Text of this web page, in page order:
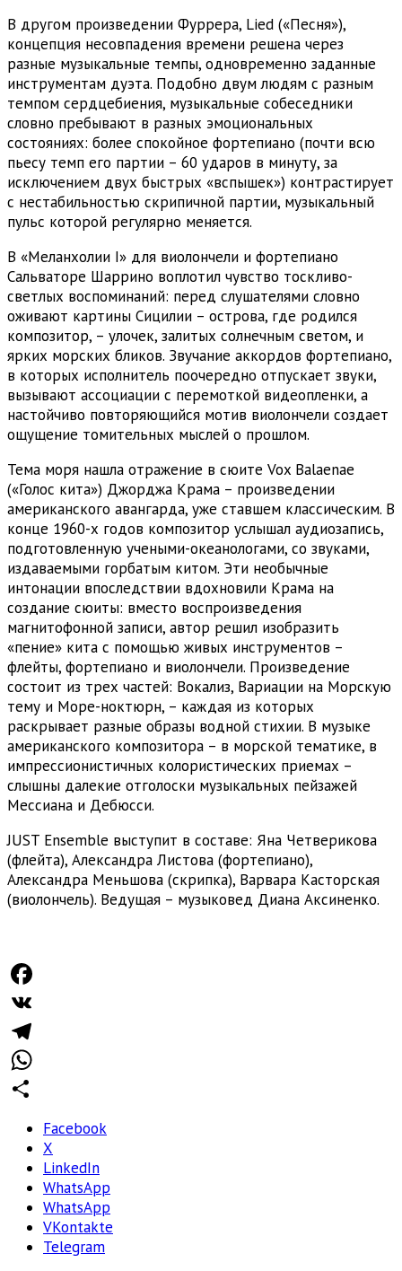
В другом произведении Фуррера, Lied («Песня»),
концепция несовпадения времени решена через
разные музыкальные темпы, одновременно заданные
инструментам дуэта. Подобно двум людям с разным
темпом сердцебиения, музыкальные собеседники
словно пребывают в разных эмоциональных
состояниях: более спокойное фортепиано (почти всю
пьесу темп его партии – 60 ударов в минуту, за
исключением двух быстрых «вспышек») контрастирует
с нестабильностью скрипичной партии, музыкальный
пульс которой регулярно меняется.
В «Меланхолии I» для виолончели и фортепиано
Сальваторе Шаррино воплотил чувство тоскливо-
светлых воспоминаний: перед слушателями словно
оживают картины Сицилии – острова, где родился
композитор, – улочек, залитых солнечным светом, и
ярких морских бликов. Звучание аккордов фортепиано,
в которых исполнитель поочередно отпускает звуки,
вызывают ассоциации с перемоткой видеопленки, а
настойчиво повторяющийся мотив виолончели создает
ощущение томительных мыслей о прошлом.
Тема моря нашла отражение в сюите Vox Balaenae
(«Голос кита») Джорджа Крама – произведении
американского авангарда, уже ставшем классическим. В
конце 1960-х годов композитор услышал аудиозапись,
подготовленную учеными-океанологами, со звуками,
издаваемыми горбатым китом. Эти необычные
интонации впоследствии вдохновили Крама на
создание сюиты: вместо воспроизведения
магнитофонной записи, автор решил изобразить
«пение» кита с помощью живых инструментов –
флейты, фортепиано и виолончели. Произведение
состоит из трех частей: Вокализ, Вариации на Морскую
тему и Море-ноктюрн, – каждая из которых
раскрывает разные образы водной стихии. В музыке
американского композитора – в морской тематике, в
импрессионистичных колористических приемах –
слышны далекие отголоски музыкальных пейзажей
Мессиана и Дебюсси.
JUST Ensemble выступит в составе: Яна Четверикова
(флейта), Александра Листова (фортепиано),
Александра Меньшова (скрипка), Варвара Касторская
(виолончель). Ведущая – музыковед Диана Аксиненко.
Facebook
VK
Telegram
WhatsApp
Facebook
X
LinkedIn
WhatsApp
WhatsApp
VKontakte
Telegram